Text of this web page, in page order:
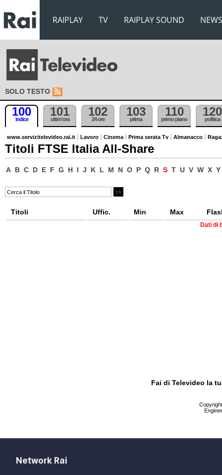
RAIPLAY TV RAIPLAY SOUND NEWS
SOLO TESTO
100
indice
101
ultim'ora
102
24 ore
103
prima
110
primo piano
120
politica
www.servizitelevideo.rai.it Lavoro Cinema Prima serata Tv Almanacco
Titoli FTSE Italia All-Share
A B C D E F G H I J K L M N O P Q R S T U V W X Y
Titoli Uffic. Min Max
Dati di
Fai di Televideo la